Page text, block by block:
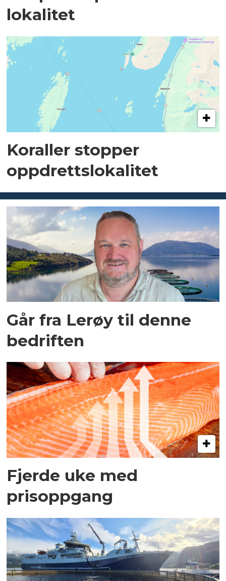
lokalitet
Koraller stopper
oppdrettslokalitet
Går fra Lerøy til denne
bedriften
Fjerde uke med
prisoppgang